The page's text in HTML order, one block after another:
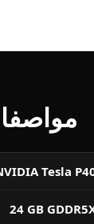
Tesla
24 GB